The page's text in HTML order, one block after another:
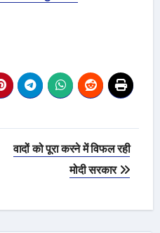
वादों को पूरा करने में विफल रही
मोदी सरकार